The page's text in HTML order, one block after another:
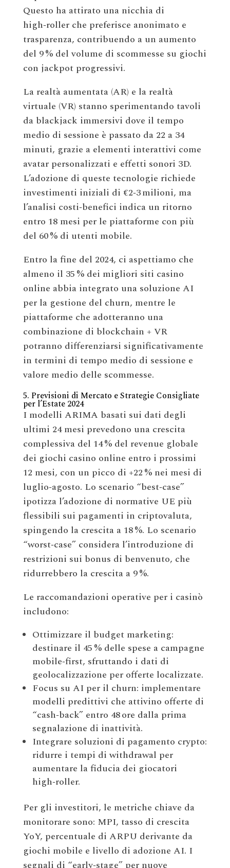
Questo ha attirato una nicchia di
high‑roller che preferisce anonimato e
trasparenza, contribuendo a un aumento
del 9 % del volume di scommesse su giochi
con jackpot progressivi.
La realtà aumentata (AR) e la realtà
virtuale (VR) stanno sperimentando tavoli
da blackjack immersivi dove il tempo
medio di sessione è passato da 22 a 34
minuti, grazie a elementi interattivi come
avatar personalizzati e effetti sonori 3D.
L’adozione di queste tecnologie richiede
investimenti iniziali di €2‑3 milioni, ma
l’analisi costi‑benefici indica un ritorno
entro 18 mesi per le piattaforme con più
del 60 % di utenti mobile.
Entro la fine del 2024, ci aspettiamo che
almeno il 35 % dei migliori siti casino
online abbia integrato una soluzione AI
per la gestione del churn, mentre le
piattaforme che adotteranno una
combinazione di blockchain + VR
potranno differenziarsi significativamente
in termini di tempo medio di sessione e
valore medio delle scommesse.
5. Previsioni di Mercato e Strategie Consigliate
per l’Estate 2024
I modelli ARIMA basati sui dati degli
ultimi 24 mesi prevedono una crescita
complessiva del 14 % del revenue globale
dei giochi casino online entro i prossimi
12 mesi, con un picco di +22 % nei mesi di
luglio‑agosto. Lo scenario “best‑case”
ipotizza l’adozione di normative UE più
flessibili sui pagamenti in criptovaluta,
spingendo la crescita a 18 %. Lo scenario
“worst‑case” considera l’introduzione di
restrizioni sui bonus di benvenuto, che
ridurrebbero la crescita a 9 %.
Le raccomandazioni operative per i casinò
includono:
Ottimizzare il budget marketing:
destinare il 45 % delle spese a campagne
mobile‑first, sfruttando i dati di
geolocalizzazione per offerte localizzate.
Focus su AI per il churn: implementare
modelli predittivi che attivino offerte di
“cash‑back” entro 48 ore dalla prima
segnalazione di inattività.
Integrare soluzioni di pagamento crypto:
ridurre i tempi di withdrawal per
aumentare la fiducia dei giocatori
high‑roller.
Per gli investitori, le metriche chiave da
monitorare sono: MPI, tasso di crescita
YoY, percentuale di ARPU derivante da
giochi mobile e livello di adozione AI. I
segnali di “early‑stage” per nuove